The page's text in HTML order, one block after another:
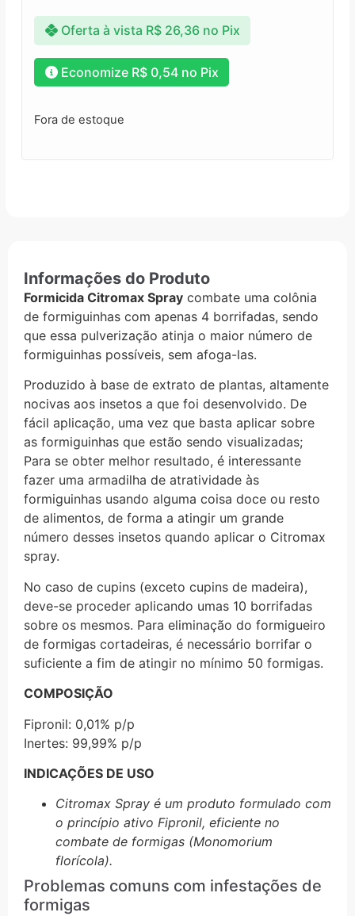
Oferta à vista R$26,36 no Pix
Economize R$0,54no Pix
Fora de estoque
Informações do Produto
Formicida Citromax Spray combate uma colônia
de formiguinhas com apenas 4 borrifadas, sendo
que essa pulverização atinja o maior número de
formiguinhas possíveis, sem afoga-las.
Produzido à base de extrato de plantas, altamente
nocivas aos insetos a que foi desenvolvido. De
fácil aplicação, uma vez que basta aplicar sobre
as formiguinhas que estão sendo visualizadas;
Para se obter melhor resultado, é interessante
fazer uma armadilha de atratividade às
formiguinhas usando alguma coisa doce ou resto
de alimentos, de forma a atingir um grande
número desses insetos quando aplicar o Citromax
spray.
No caso de cupins (exceto cupins de madeira),
deve-se proceder aplicando umas 10 borrifadas
sobre os mesmos. Para eliminação do formigueiro
de formigas cortadeiras, é necessário borrifar o
suficiente a fim de atingir no mínimo 50 formigas.
COMPOSIÇÃO
Fipronil: 0,01% p/p
Inertes: 99,99% p/p
INDICAÇÕES DE USO
Citromax Spray é um produto formulado com
o princípio ativo Fipronil, eficiente no
combate de formigas (Monomorium
florícola).
Problemas comuns com infestações de
formigas